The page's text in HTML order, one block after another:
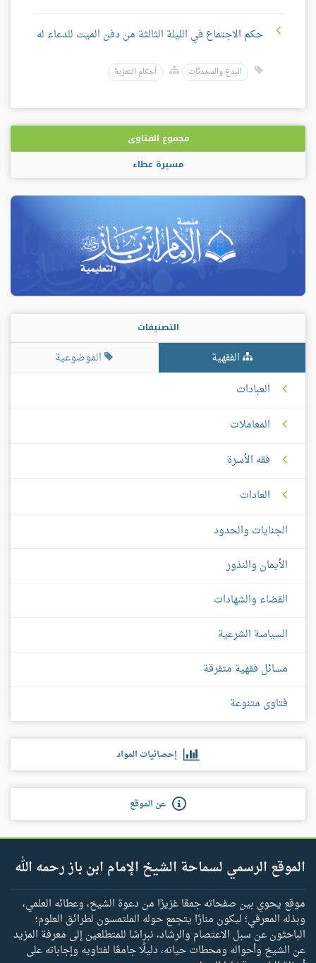
حكم الاجتماع في الليلة الثالثة من دفن الميت للدعاء له
البدع والمحدثات أحكام التعزية
مجموع الفتاوى
مسيرة عطاء
التصنيفات
الفقهية
الموضوعية
العبادات
المعاملات
فقه الأسرة
العادات
الجنايات والحدود
الأيمان والنذور
القضاء والشهادات
السياسة الشرعية
مسائل فقهية متفرقة
فتاوى متنوعة
إحصائيات المواد
عن الموقع
الموقع الرسمي لسماحة الشيخ الإمام ابن باز رحمه الله
موقع يحوي بين صفحاته جمعًا غزيرًا من دعوة الشيخ، وعطائه العلمي،
وبذله المعرفي؛ ليكون منارًا يتجمع حوله الملتمسون لطرائق العلوم؛
الباحثون عن سبل الاعتصام والرشاد، نبراسًا للمتطلعين إلى معرفة المزيد
عن الشيخ وأحواله ومحطات حياته، دليلًا جامعًا لفتاويه وإجاباته على